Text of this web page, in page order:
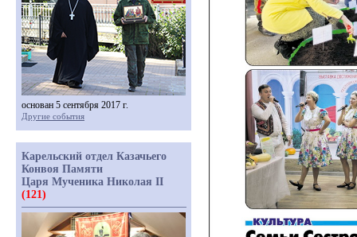
основан 5 сентября 2017 г.
Другие события
Карельский отдел Казачьего
Конвоя Памяти
Царя Мученика Николая II
(121)